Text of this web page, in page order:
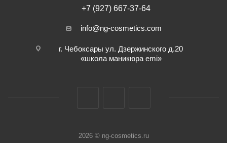
+7 (927) 667-37-64
info@ng-cosmetics.com
г. Чебоксары ул. Дзержинского д.20
«школа маникюра emi»
2026 © ng-cosmetics.ru